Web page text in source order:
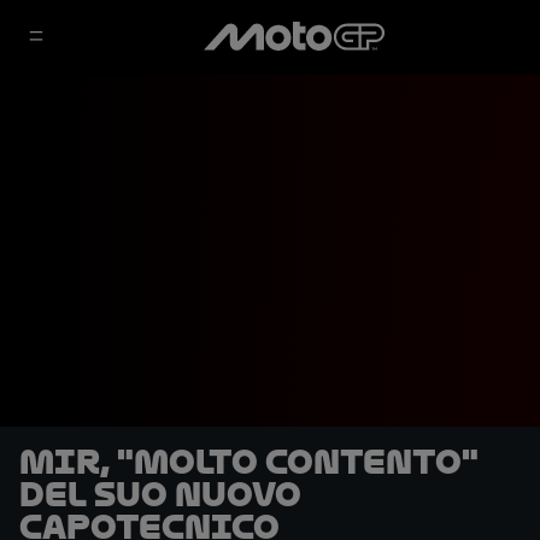
Mir, "molto contento"
del suo nuovo
capotecnico